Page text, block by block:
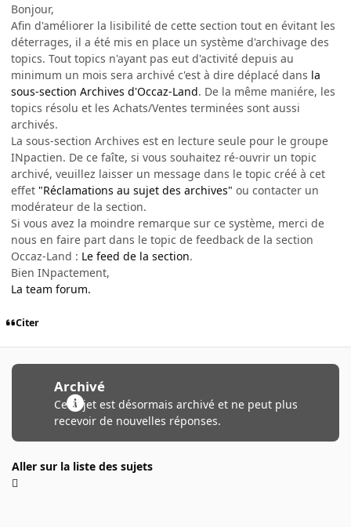
Bonjour,
Afin d'améliorer la lisibilité de cette section tout en évitant les
déterrages, il a été mis en place un système d'archivage des
topics. Tout topics n'ayant pas eut d'activité depuis au
minimum un mois sera archivé c'est à dire déplacé dans la
sous-section Archives d'Occaz-Land. De la même maniére, les
topics résolu et les Achats/Ventes terminées sont aussi
archivés.
La sous-section Archives est en lecture seule pour le groupe
INpactien. De ce faîte, si vous souhaitez ré-ouvrir un topic
archivé, veuillez laisser un message dans le topic créé à cet
effet "Réclamations au sujet des archives" ou contacter un
modérateur de la section.
Si vous avez la moindre remarque sur ce système, merci de
nous en faire part dans le topic de feedback de la section
Occaz-Land : Le feed de la section.
Bien INpactement,
La team forum.
Citer
Archivé
Ce sujet est désormais archivé et ne peut plus
recevoir de nouvelles réponses.
Aller sur la liste des sujets